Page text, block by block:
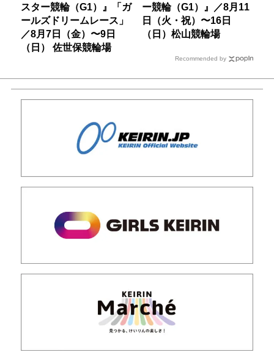
スター競輪（G1）』「ガ
ールズドリームレース」
／8月7日（金）〜9日
（日） 佐世保競輪場
ー競輪（G1）』／8月11
日（火・祝）〜16日
（日）松山競輪場
Recommended by